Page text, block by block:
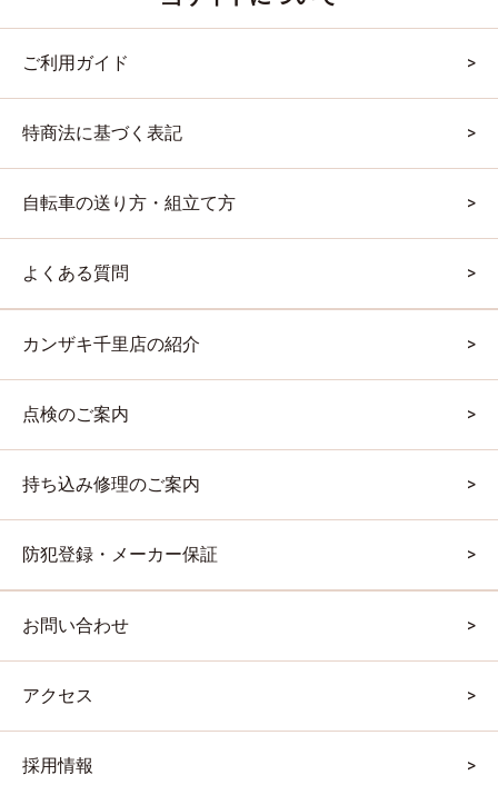
ご利用ガイド
特商法に基づく表記
自転車の送り方・組立て方
よくある質問
カンザキ千里店の紹介
点検のご案内
持ち込み修理のご案内
防犯登録・メーカー保証
お問い合わせ
アクセス
採用情報